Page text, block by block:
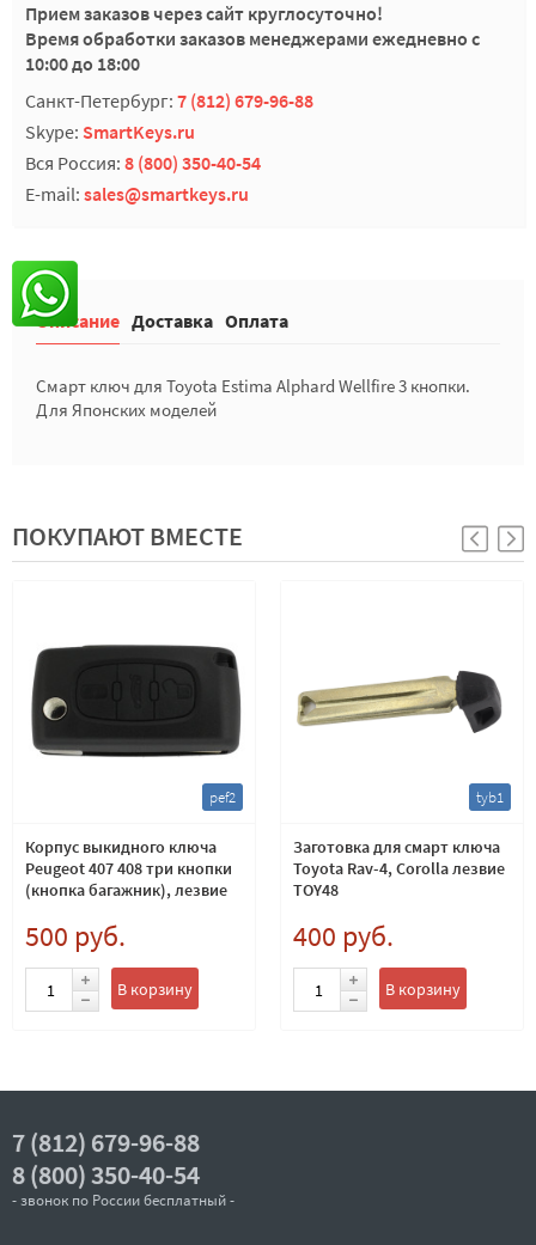
Прием заказов через сайт круглосуточно!
Время обработки заказов менеджерами ежедневно с
10:00 до 18:00
Санкт-Петербург: 7 (812) 679-96-88
Skype: SmartKeys.ru
Вся Россия: 8 (800) 350-40-54
E-mail: sales@smartkeys.ru
Описание Доставка Оплата
Смарт ключ для Toyota Estima Alphard Wellfire 3 кнопки.
Для Японских моделей
ПОКУПАЮТ ВМЕСТЕ
pef2
Корпус выкидного ключа
Peugeot 407 408 три кнопки
(кнопка багажник), лезвие
500 руб.
В корзину
tyb1
Заготовка для смарт ключа
Toyota Rav-4, Corolla лезвие
TOY48
400 руб.
В корзину
7 (812) 679-96-88
8 (800) 350-40-54
- звонок по России бесплатный -